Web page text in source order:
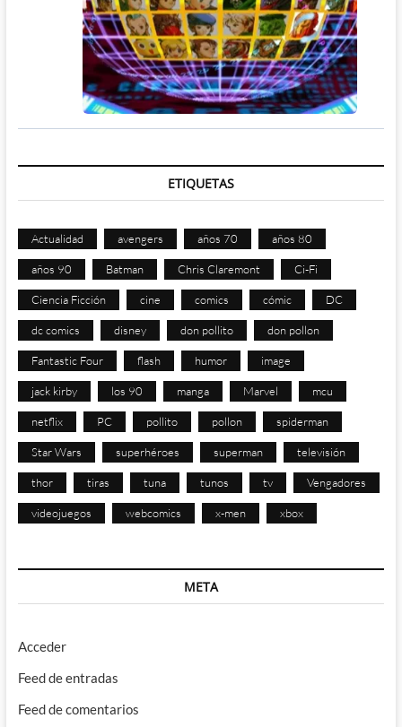
ETIQUETAS
Actualidad avengers años 70 años 80
años 90 Batman Chris Claremont Ci-Fi
Ciencia Ficción cine comics cómic DC
dc comics disney don pollito don pollon
Fantastic Four flash humor image
jack kirby los 90 manga Marvel mcu
netflix PC pollito pollon spiderman
Star Wars superhéroes superman televisión
thor tiras tuna tunos tv Vengadores
videojuegos webcomics x-men xbox
META
Acceder
Feed de entradas
Feed de comentarios